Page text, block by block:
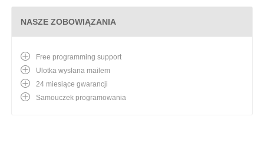
NASZE ZOBOWIĄZANIA
Free programming support
Ulotka wysłana mailem
24 miesiące gwarancji
Samouczek programowania